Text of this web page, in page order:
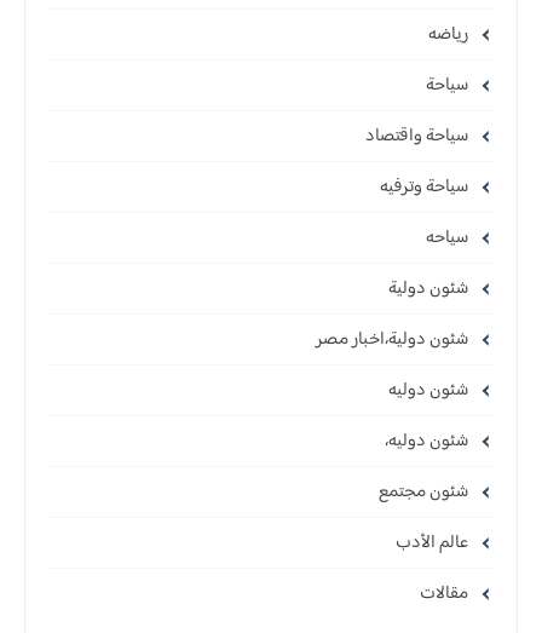
رياضه
سياحة
سياحة واقتصاد
سياحة وترفيه
سياحه
شئون دولية
شئون دولية،اخبار مصر
شئون دوليه
شئون دوليه،
شئون مجتمع
عالم الأدب
مقالات